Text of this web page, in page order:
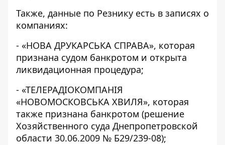
Также, данные по Резнику есть в записях о
компаниях:
- «НОВА ДРУКАРСЬКА СПРАВА», которая
признана судом банкротом и открыта
ликвидационная процедура;
- «ТЕЛЕРАДІОКОМПАНІЯ
«НОВОМОСКОВСЬКА ХВИЛЯ», которая
также признана банкротом (решение
Хозяйственного суда Днепропетровской
области 30.06.2009 № Б29/239-08);